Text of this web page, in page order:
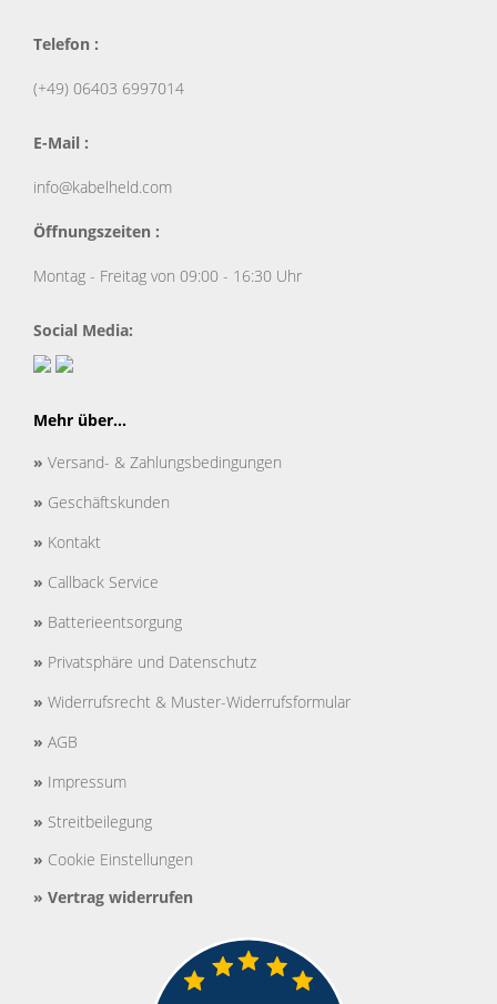
Telefon :
(+49) 06403 6997014
E-Mail :
info@kabelheld.com
Öffnungszeiten :
Montag - Freitag von 09:00 - 16:30 Uhr
Social Media:
Mehr über...
» Versand- & Zahlungsbedingungen
» Geschäftskunden
» Kontakt
» Callback Service
» Batterieentsorgung
» Privatsphäre und Datenschutz
» Widerrufsrecht & Muster-Widerrufsformular
» AGB
» Impressum
» Streitbeilegung
» Cookie Einstellungen
» Vertrag widerrufen